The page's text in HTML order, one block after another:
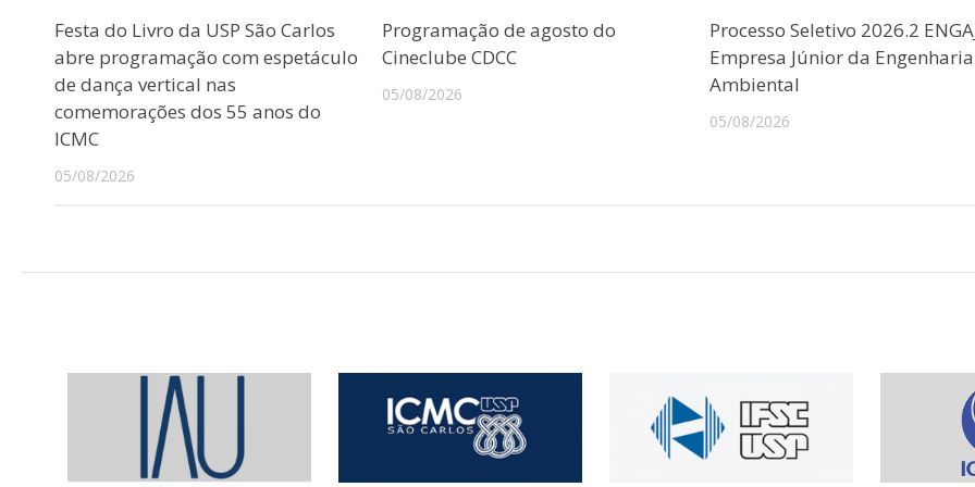
Festa do Livro da USP São Carlos
abre programação com espetáculo
de dança vertical nas
comemorações dos 55 anos do
ICMC
05/08/2026
Programação de agosto do
Cineclube CDCC
05/08/2026
Processo Seletivo 2026.2
Empresa Júnior da Engenharia
Ambiental
05/08/2026